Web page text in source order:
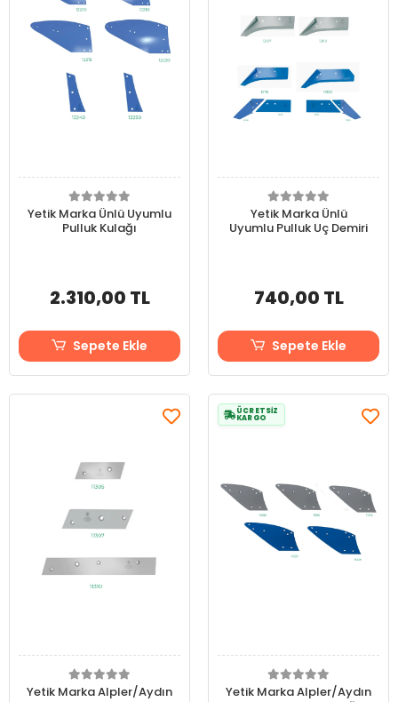
Yetik Marka Ünlü Uyumlu
Pulluk Kulağı
2.310,00 TL
Sepete Ekle
Yetik Marka Ünlü
Uyumlu Pulluk Uç Demiri
740,00 TL
Sepete Ekle
Yetik Marka Alpler/Aydın
ÜCRETSİZ
KARGO
Yetik Marka Alpler/Aydın